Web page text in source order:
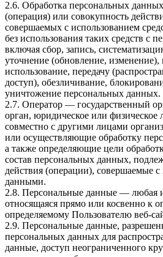
2.6. Обработка персональных
(операция) или совокупность
совершаемых с использованием
без использования таких средств с
включая сбор, запись,
уточнение (обновление, изменение),
использование, передачу
доступ), обезличивание,
уничтожение персональных данных.
2.7. Оператор — государственный
орган, юридическое или физическое
совместно с другими лицами
или осуществляющие обработку
а также определяющие цели
состав персональных данных,
действия (операции), совершаемые
данными.
2.8. Персональные данные — любая
относящаяся прямо или косвенно к
определяемому Пользователю веб-
2.9. Персональные данные,
персональных данных для
данные, доступ неограниченного